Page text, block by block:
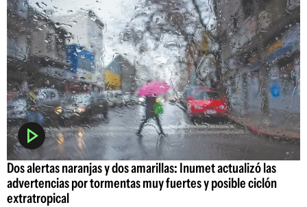
Dos alertas naranjas y dos amarillas: Inumet actualizó las
advertencias por tormentas muy fuertes y posible ciclón
extratropical